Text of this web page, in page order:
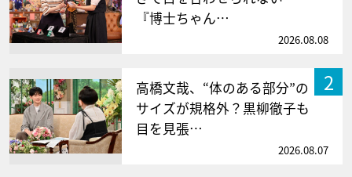
『博士ちゃん…
2026.08.08
2
高橋文哉、“体のある部分”の
サイズが規格外？黒柳徹子も
目を見張…
2026.08.07